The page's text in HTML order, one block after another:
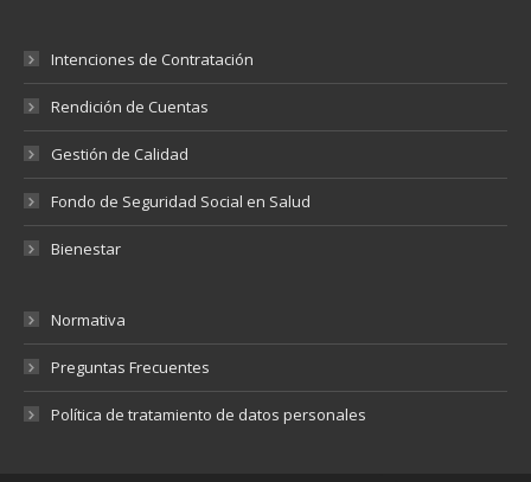
Intenciones de Contratación
Rendición de Cuentas
Gestión de Calidad
Fondo de Seguridad Social en Salud
Bienestar
Normativa
Preguntas Frecuentes
Política de tratamiento de datos personales